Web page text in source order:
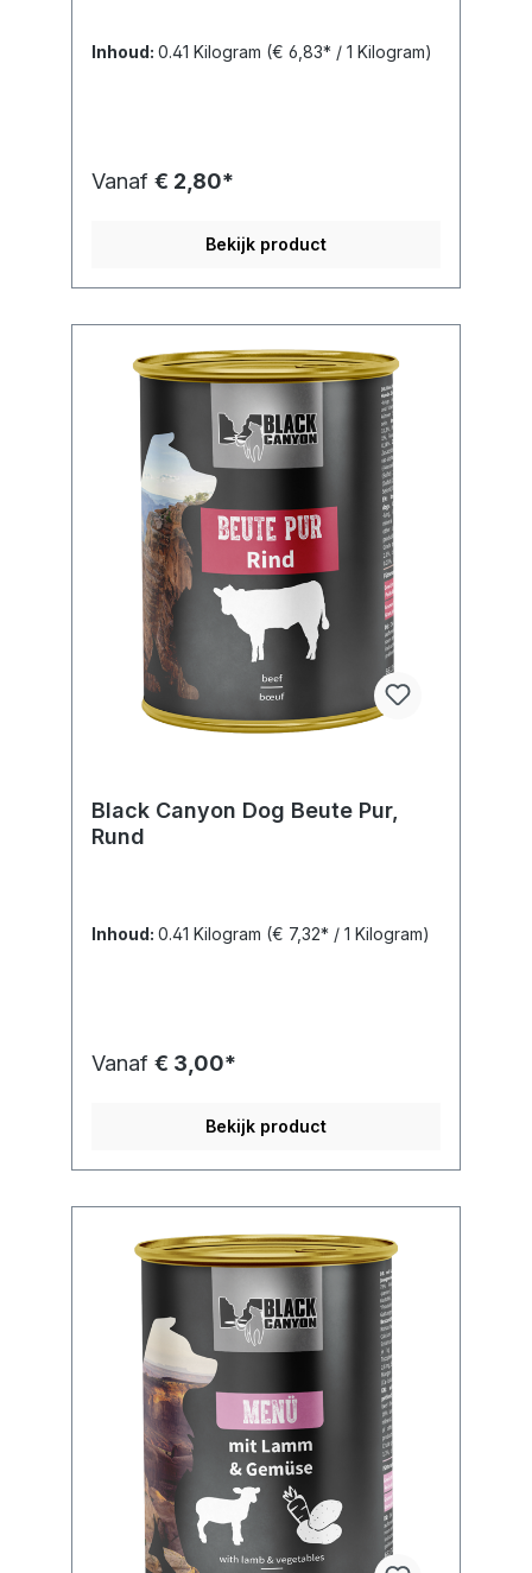
Inhoud: 0.41 Kilogram (€ 6,83* / 1 Kilogram)
Vanaf € 2,80*
Bekijk product
Black Canyon Dog Beute Pur,
Rund
Inhoud: 0.41 Kilogram (€ 7,32* / 1 Kilogram)
Vanaf € 3,00*
Bekijk product